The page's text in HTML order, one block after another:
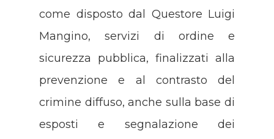
come disposto dal Questore Luigi
Mangino, servizi di ordine e
sicurezza pubblica, finalizzati alla
prevenzione e al contrasto del
crimine diffuso, anche sulla base di
esposti e segnalazione dei